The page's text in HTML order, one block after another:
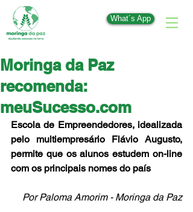
What´s App
Moringa da Paz
recomenda:
meuSucesso.com
Escola de Empreendedores, idealizada
pelo multiempresário Flávio Augusto,
permite que os alunos estudem on-line
com os principais nomes do país
Por Paloma Amorim - Moringa da Paz